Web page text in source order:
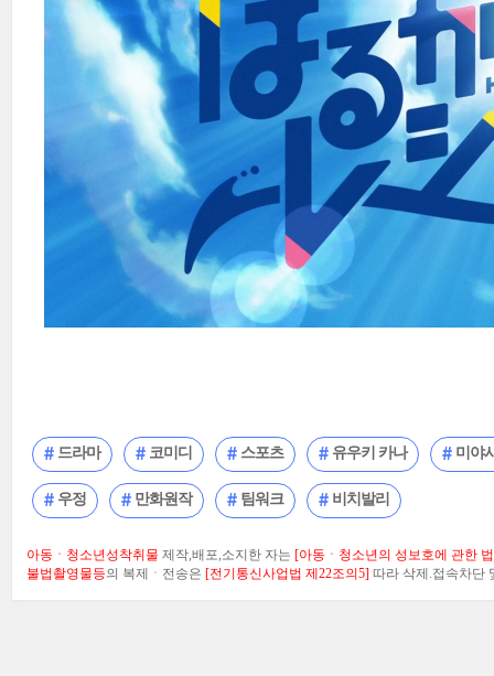
드라마 코미디 스포츠 유우키 카나 미야
우정 만화원작 팀워크 비치발리
아동ㆍ청소년성착취물 제작,배포,소지한 자는 [아동ㆍ청소년의 성보호에 관한
불법촬영물등의 복제ㆍ전송은 [전기통신사업법 제22조의5] 따라 삭제.접속차단